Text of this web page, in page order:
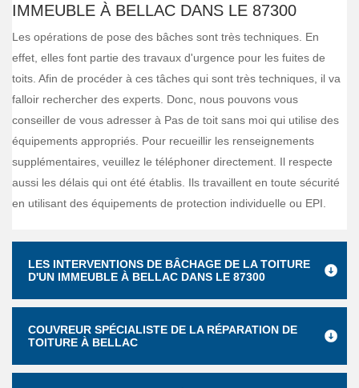
IMMEUBLE À BELLAC DANS LE 87300
Les opérations de pose des bâches sont très techniques. En
effet, elles font partie des travaux d'urgence pour les fuites de
toits. Afin de procéder à ces tâches qui sont très techniques, il va
falloir rechercher des experts. Donc, nous pouvons vous
conseiller de vous adresser à Pas de toit sans moi qui utilise des
équipements appropriés. Pour recueillir les renseignements
supplémentaires, veuillez le téléphoner directement. Il respecte
aussi les délais qui ont été établis. Ils travaillent en toute sécurité
en utilisant des équipements de protection individuelle ou EPI.
LES INTERVENTIONS DE BÂCHAGE DE LA TOITURE
D'UN IMMEUBLE À BELLAC DANS LE 87300
COUVREUR SPÉCIALISTE DE LA RÉPARATION DE
TOITURE À BELLAC